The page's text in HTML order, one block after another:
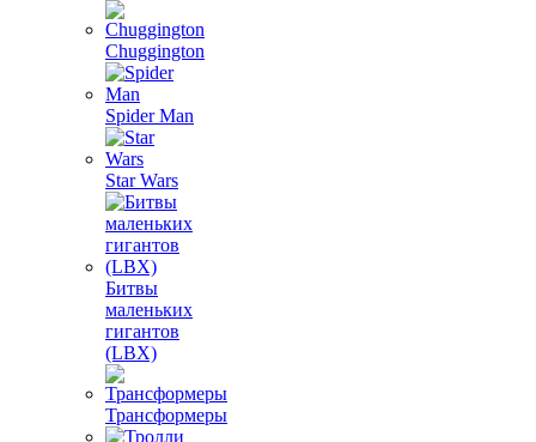
Chuggington
Spider Man
Star Wars
Битвы
маленьких
гигантов
(LBX)
Трансформеры